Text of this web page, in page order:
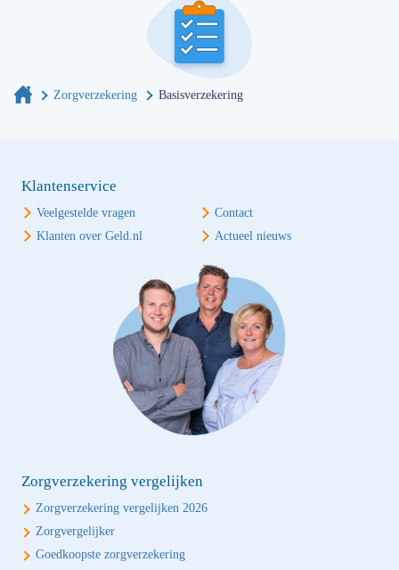
Zorgverzekering Basisverzekering
Klantenservice
Veelgestelde vragen
Contact
Klanten over Geld.nl
Actueel nieuws
Zorgverzekering vergelijken
Zorgverzekering vergelijken 2026
Zorgvergelijker
Goedkoopste zorgverzekering